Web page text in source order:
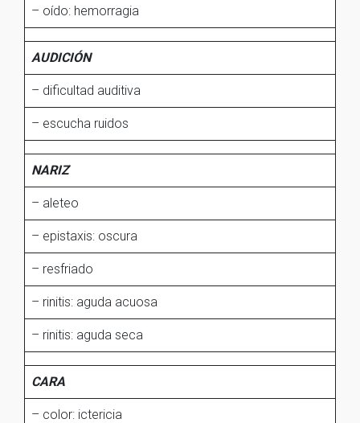
– oído: hemorragia
AUDICIÓN
– dificultad auditiva
– escucha ruidos
NARIZ
– aleteo
– epistaxis: oscura
– resfriado
– rinitis: aguda acuosa
– rinitis: aguda seca
CARA
– color: ictericia